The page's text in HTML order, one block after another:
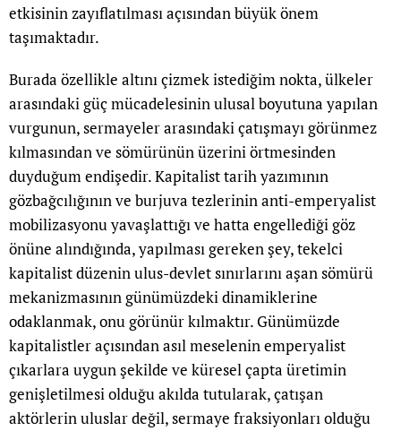
etkisinin zayıflatılması açısından büyük önem
taşımaktadır.
Burada özellikle altını çizmek istediğim nokta, ülkeler
arasındaki güç mücadelesinin ulusal boyutuna yapılan
vurgunun, sermayeler arasındaki çatışmayı görünmez
kılmasından ve sömürünün üzerini örtmesinden
duyduğum endişedir. Kapitalist tarih yazımının
gözbağcılığının ve burjuva tezlerinin anti-emperyalist
mobilizasyonu yavaşlattığı ve hatta engellediği göz
önüne alındığında, yapılması gereken şey, tekelci
kapitalist düzenin ulus-devlet sınırlarını aşan sömürü
mekanizmasının günümüzdeki dinamiklerine
odaklanmak, onu görünür kılmaktır. Günümüzde
kapitalistler açısından asıl meselenin emperyalist
çıkarlara uygun şekilde ve küresel çapta üretimin
genişletilmesi olduğu akılda tutularak, çatışan
aktörlerin uluslar değil, sermaye fraksiyonları olduğu